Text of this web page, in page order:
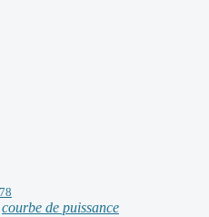
courbe de puissance